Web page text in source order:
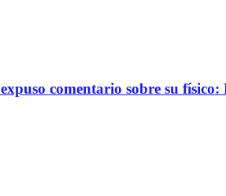
comentario sobre su